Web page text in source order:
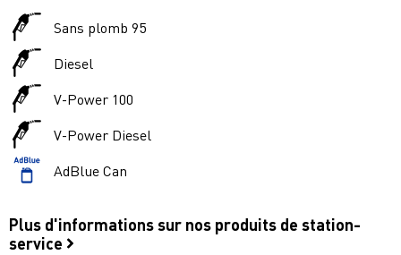
Sans plomb 95
Diesel
V-Power 100
V-Power Diesel
AdBlue Can
Plus d'informations sur nos produits de station-
service